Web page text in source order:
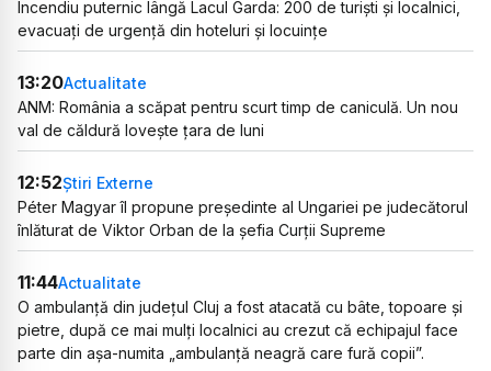
Incendiu puternic lângă Lacul Garda: 200 de turiști și localnici,
evacuați de urgență din hoteluri și locuințe
13:20Actualitate
ANM: România a scăpat pentru scurt timp de caniculă. Un nou
val de căldură lovește țara de luni
12:52Știri Externe
Péter Magyar îl propune președinte al Ungariei pe judecătorul
înlăturat de Viktor Orban de la șefia Curții Supreme
11:44Actualitate
O ambulanță din județul Cluj a fost atacată cu bâte, topoare și
pietre, după ce mai mulți localnici au crezut că echipajul face
parte din așa-numita „ambulanță neagră care fură copii”.